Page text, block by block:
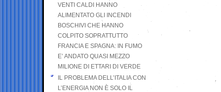
VENTI CALDI HANNO
ALIMENTATO GLI INCENDI
BOSCHIVI CHE HANNO
COLPITO SOPRATTUTTO
FRANCIA E SPAGNA: IN FUMO
E’ ANDATO QUASI MEZZO
MILIONE DI ETTARI DI VERDE
IL PROBLEMA DELL’ITALIA CON
L’ENERGIA NON È SOLO IL